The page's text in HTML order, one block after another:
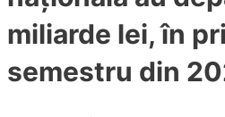
miliarde lei, în
semestru din